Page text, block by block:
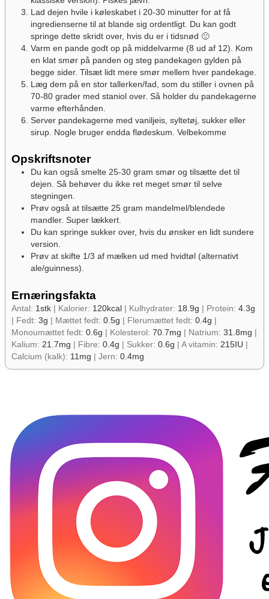
Lad dejen hvile i køleskabet i 20-30 minutter for at få
ingredienserne til at blande sig ordentligt. Du kan godt
springe dette skridt over, hvis du er i tidsnød 🙂
Varm en pande godt op på middelvarme (8 ud af 12). Kom
en klat smør på panden og steg pandekagen gylden på
begge sider. Tilsæt lidt mere smør mellem hver pandekage.
Læg dem på en stor tallerken/fad, som du stiller i ovnen på
70-80 grader med staniol over. Så holder du pandekagerne
varme efterhånden.
Server pandekagerne med vaniljeis, syltetøj, sukker eller
sirup. Nogle bruger endda flødeskum. Velbekomme
Opskriftsnoter
Du kan også smelte 25-30 gram smør og tilsætte det til
dejen. Så behøver du ikke ret meget smør til selve
stegningen.
Prøv også at tilsætte 25 gram mandelmel/blendede
mandler. Super lækkert.
Du kan springe sukker over, hvis du ønsker en lidt sundere
version.
Prøv at skifte 1/3 af mælken ud med hvidtøl (alternativt
ale/guinness).
Ernæringsfakta
Antal: 1 stk Kalorier: 120kcal Kulhydrater: 18.9g Protein: 4.3g
Fedt: 3g Mættet fedt: 0.5g Flerumættet fedt: 0.4g
Monoumættet fedt: 0.6g Kolesterol: 70.7mg Natrium: 31.8mg
Kalium: 21.7mg Fibre: 0.4g Sukker: 0.6g A vitamin: 215 IU
Calcium (kalk): 11 mg Jern: 0.4mg